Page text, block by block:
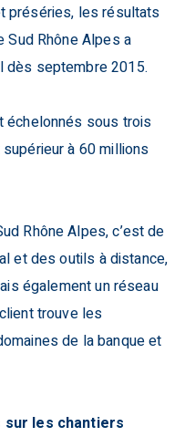
préséries, les résultats
Rhône Alpes a
dès septembre 2015.
échelonnés sous trois
à 60 millions
Rhône Alpes, c’est de
et des outils à distance,
également un réseau
trouve les
de la banque et
sur les chantiers